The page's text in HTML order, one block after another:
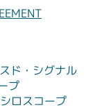
ド・シグナル
プ
ロスコープ